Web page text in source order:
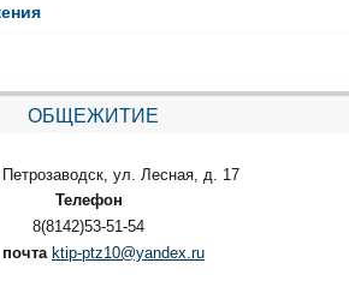
ОБЩЕЖИТИЕ
Петрозаводск, ул. Лесная, д. 17
Телефон
8(8142)53-51-54
ktip-ptz10@yandex.ru